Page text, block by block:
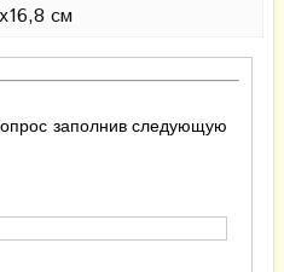
см
заполнив следующую